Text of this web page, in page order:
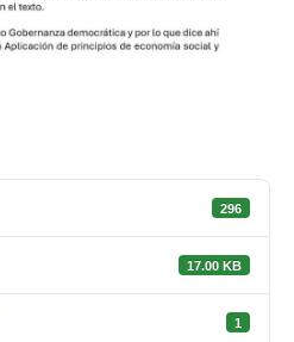
296
17.00 KB
1